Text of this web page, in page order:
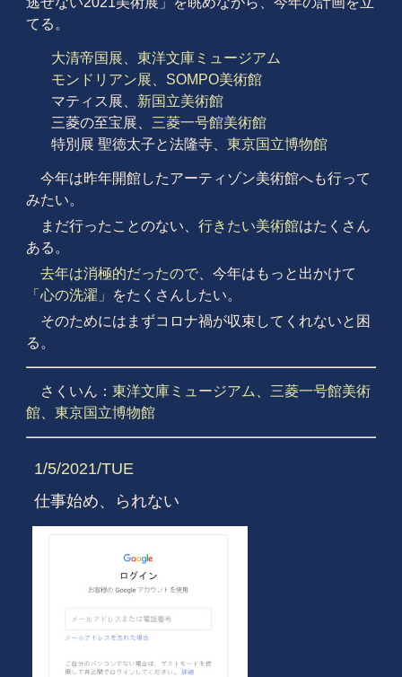
てる。
大清帝国展、東洋文庫ミュージアム
モンドリアン展、SOMPO美術館
マティス展、 新国立美術館
三菱の至宝展、 三菱一号館美術館
特別展 聖徳太子と法隆寺、 東京国立博物館
今年は昨年開館したアーティゾン美術館へも行って
みたい。
まだ行ったことのない、 行きたい美術館はたくさん
ある。
去年は消極的だったので、今年はもっと出かけて
「心の洗濯」
をたくさんしたい。
そのためにはまずコロナ禍が収束してくれないと困
る。
さくいん： 東洋文庫ミュージアム
三菱一号館美術
館、 東京国立博物館
1/5/2021/TUE
仕事始め、られない